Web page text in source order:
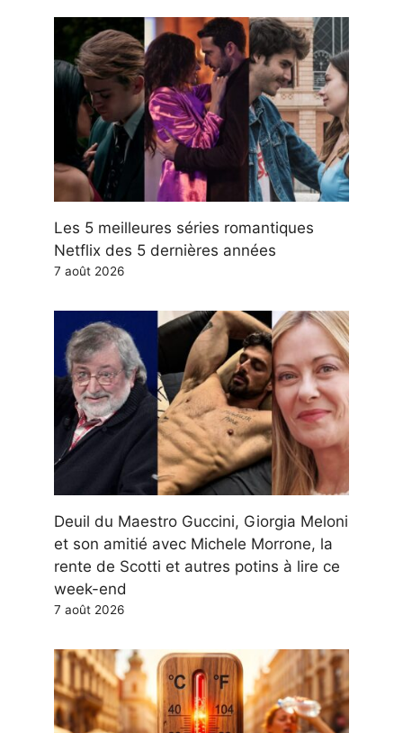
Les 5 meilleures séries romantiques
Netflix des 5 dernières années
7 août 2026
Deuil du Maestro Guccini, Giorgia Meloni
et son amitié avec Michele Morrone, la
rente de Scotti et autres potins à lire ce
week-end
7 août 2026